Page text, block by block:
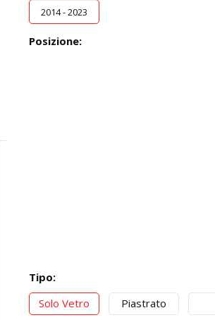
2014 - 2023
Posizione:
Tipo:
Solo Vetro
Piastrato